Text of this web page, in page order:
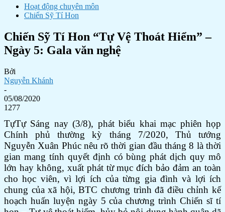
Hoạt động chuyên môn
Chiến Sỹ Tí Hon
Chiến Sỹ Tí Hon “Tự Vệ Thoát Hiểm” –
Ngày 5: Gala văn nghệ
Bởi
Nguyễn Khánh
-
05/08/2020
1277
TựTự Sáng nay (3/8), phát biểu khai mạc phiên họp
Chính phủ thường kỳ tháng 7/2020, Thủ tướng
Nguyễn Xuân Phúc nêu rõ thời gian đầu tháng 8 là thời
gian mang tính quyết định có bùng phát dịch quy mô
lớn hay không, xuất phát từ mục đích bảo đảm an toàn
cho học viên, vì lợi ích của từng gia đình và lợi ích
chung của xã hội, BTC chương trình đã điều chỉnh kế
hoạch huấn luyện ngày 5 của chương trình Chiến sĩ tí